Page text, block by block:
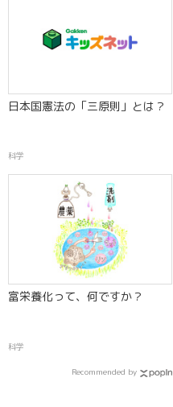
日本国憲法の「三原則」とは？
科学
富栄養化って、何ですか？
科学
Recommended by